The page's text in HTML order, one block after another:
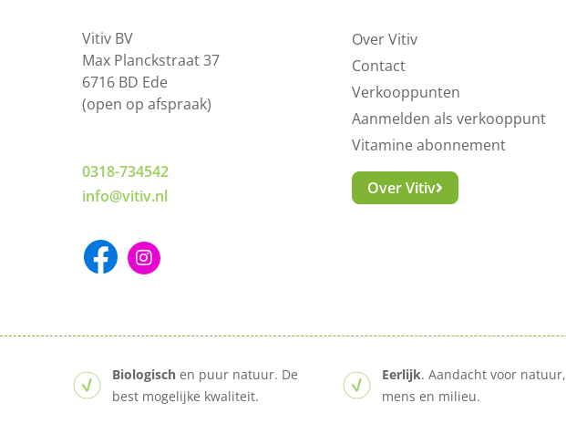
Vitiv BV
Max Planckstraat 37
6716 BD Ede
(open op afspraak)
0318-734542
info@vitiv.nl
Over Vitiv
Contact
Verkooppunten
Aanmelden als verkooppunt
Vitamine abonnement
Over Vitiv
Biologisch en puur natuur. De
best mogelijke kwaliteit.
Eerlijk. Aandacht voor natuur,
mens en milieu.